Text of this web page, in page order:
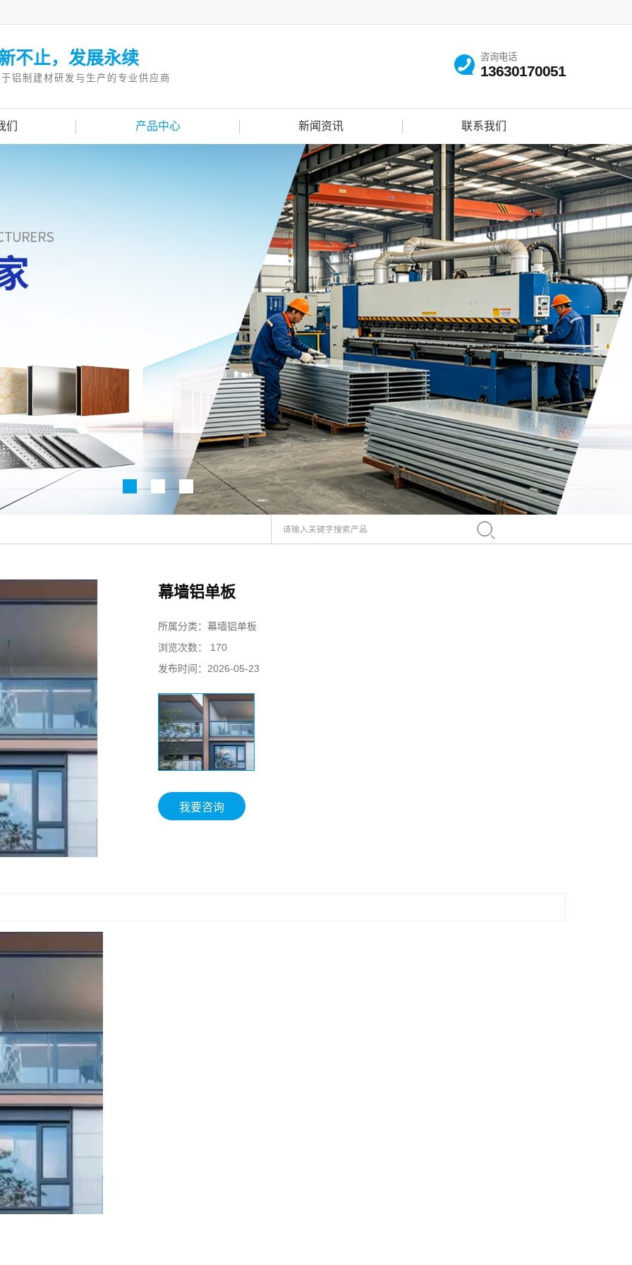
不止，发展永续
铝制建材研发与生产的专业供应商
咨询电话
13630170051
们 产品中心 新闻资讯 联系我们
幕墙铝单板
所属分类： 幕墙铝单板
浏览次数：
170
发布时间： 2026-05-23
我要咨询